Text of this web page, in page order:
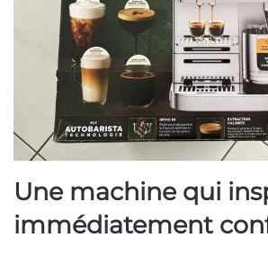
Une machine qui
immédiatement